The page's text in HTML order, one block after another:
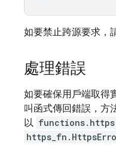
如要禁止跨源要求，
處理錯誤
如要確保用戶端取得
叫函式傳回錯誤，方
以